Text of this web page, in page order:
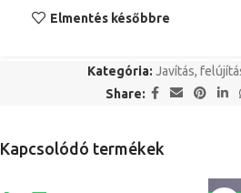
Elmentés későbbre
Kategória: Javítás,
Share:
Kapcsolódó termékek